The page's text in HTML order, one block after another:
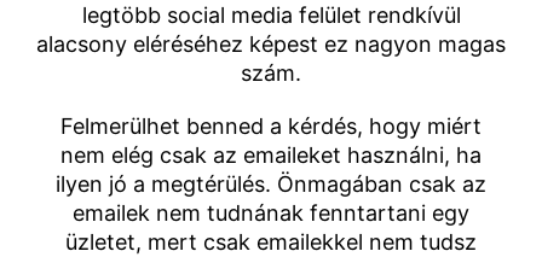
legtöbb social media felület rendkívül
alacsony eléréséhez képest ez nagyon magas
szám.
Felmerülhet benned a kérdés, hogy miért
nem elég csak az emaileket használni, ha
ilyen jó a megtérülés. Önmagában csak az
emailek nem tudnának fenntartani egy
üzletet, mert csak emailekkel nem tudsz